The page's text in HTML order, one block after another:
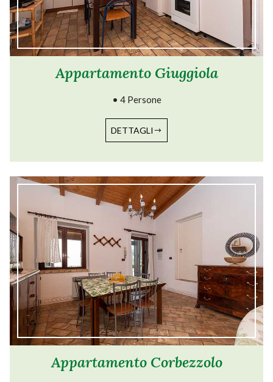
Appartamento Giuggiola
• 4 Persone
DETTAGLI
Appartamento Corbezzolo